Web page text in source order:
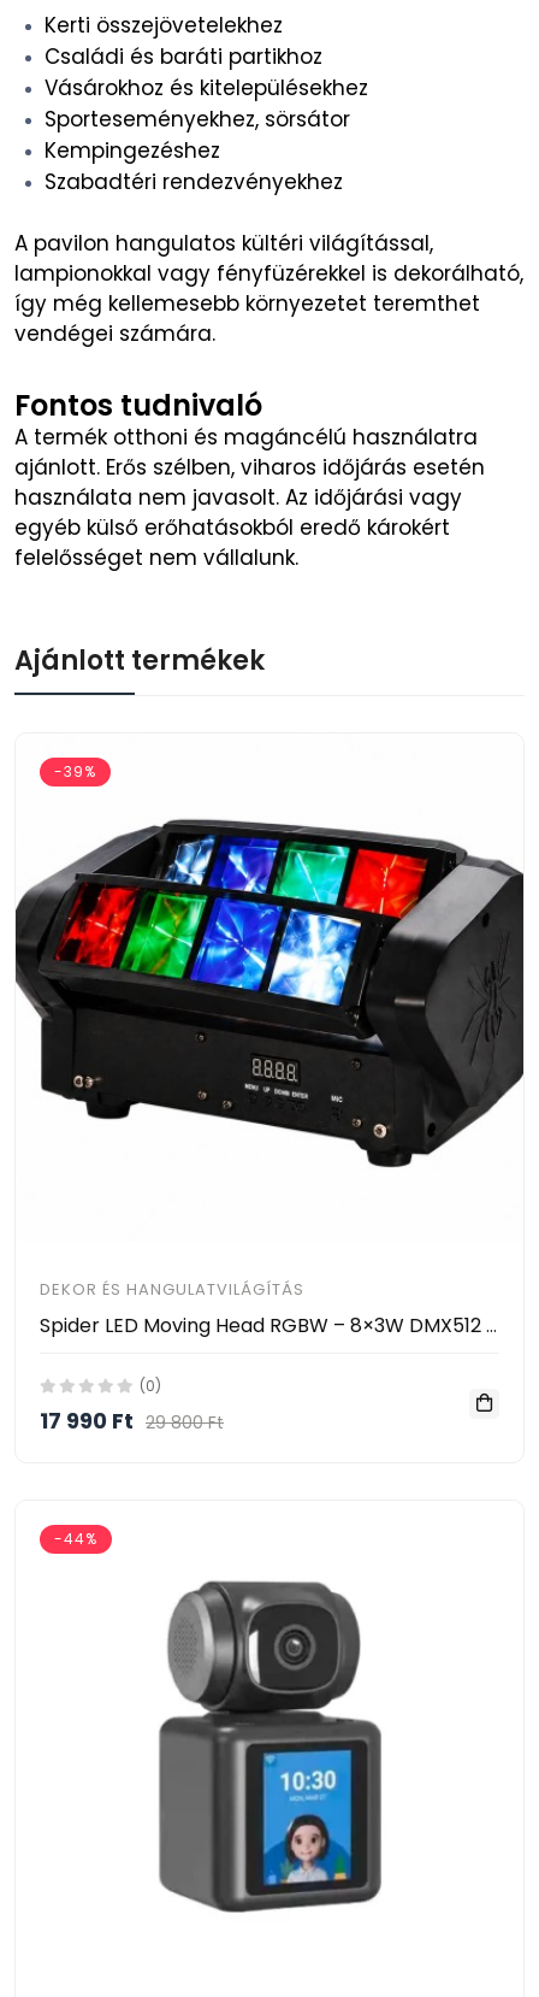
Kerti összejövetelekhez
Családi és baráti partikhoz
Vásárokhoz és kitelepülésekhez
Sporteseményekhez, sörsátor
Kempingezéshez
Szabadtéri rendezvényekhez
A pavilon hangulatos kültéri világítással,
lampionokkal vagy fényfüzérekkel is dekorálható,
így még kellemesebb környezetet teremthet
vendégei számára.
Fontos tudnivaló
A termék otthoni és magáncélú használatra
ajánlott. Erős szélben, viharos időjárás esetén
használata nem javasolt. Az időjárási vagy
egyéb külső erőhatásokból eredő károkért
felelősséget nem vállalunk.
Ajánlott termékek
-39%
DEKOR ÉS HANGULATVILÁGÍTÁS
Spider LED Moving Head RGBW – 8×3W DMX512 Zenevezérelt LED Színpadi Fény HAYAMI KL25-120
(0)
17 990 Ft 29 800 Ft
-44%